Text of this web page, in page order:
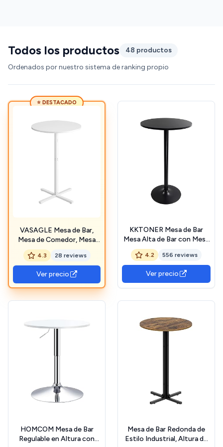
Todos los productos
48 productos
Ordenados por nuestro sistema de ranking propio
⭐ DESTACADO
VASAGLE Mesa de Bar,
Mesa de Comedor, Mesa
Alta, Estructura de Metal,
60 x 60 x 104,5 cm, Fácil de
Montar, con Base en Cruz,
para 2-3 Personas,
Moderna, Blanco Nieve
LBT361W01
4.3 28 reviews
Ver precio
KKTONER Mesa de Bar
Mesa Alta de Bar con Mesa
Redonda,Hecho de MDF
Bar Negro Redondo
4.2 556 reviews
Ver precio
HOMCOM Mesa de Bar
Regulable en Altura con
Mesa de Bar Redonda de
Estilo Industrial, Altura de